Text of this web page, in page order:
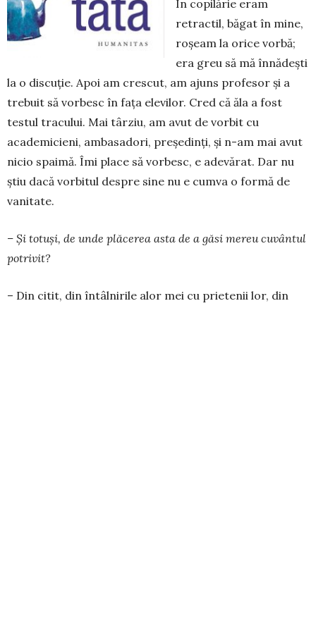
În co­pilărie eram
retractil, băgat în mine,
roșeam la orice vorbă;
era greu să mă înnădești
la o discuție. Apoi am crescut, am ajuns profesor și a
trebuit să vorbesc în fața elevilor. Cred că ăla a fost
testul tracului. Mai târziu, am avut de vorbit cu
academicieni, am­basadori, președinți, și n-am mai avut
nicio spaimă. Îmi place să vorbesc, e adevărat. Dar nu
știu dacă vorbitul despre sine nu e cumva o formă de
vanitate.
– Și totuși, de unde plăcerea asta de a găsi mereu cuvântul
potrivit?
– Din citit, din întâlnirile alor mei cu prietenii lor, din